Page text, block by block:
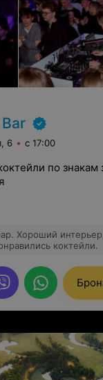
6 с 17:00
по знакам
Хороший
коктейли.